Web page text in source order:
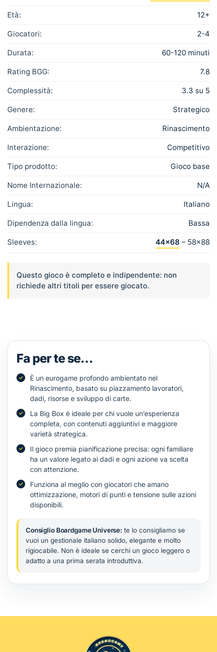
Età: 12+
Giocatori: 2-4
Durata: 60-120 minuti
Rating BGG: 7.8
Complessità: 3.3 su 5
Genere: Strategico
Ambientazione: Rinascimento
Interazione: Competitivo
Tipo prodotto: Gioco base
Nome Internazionale: N/A
Lingua: Italiano
Dipendenza dalla lingua: Bassa
Sleeves: 44×68 – 58×88
Questo gioco è completo e indipendente: non
richiede altri titoli per essere giocato.
Fa per te se…
È un eurogame profondo ambientato nel
Rinascimento, basato su piazzamento lavoratori,
dadi, risorse e sviluppo di carte.
La Big Box è ideale per chi vuole un’esperienza
completa, con contenuti aggiuntivi e maggiore
varietà strategica.
Il gioco premia pianificazione precisa: ogni familiare
ha un valore legato ai dadi e ogni azione va scelta
con attenzione.
Funziona al meglio con giocatori che amano
ottimizzazione, motori di punti e tensione sulle azioni
disponibili.
Consiglio Boardgame Universe: te lo consigliamo se
vuoi un gestionale italiano solido, elegante e molto
rigiocabile. Non è ideale se cerchi un gioco leggero o
adatto a una prima serata introduttiva.